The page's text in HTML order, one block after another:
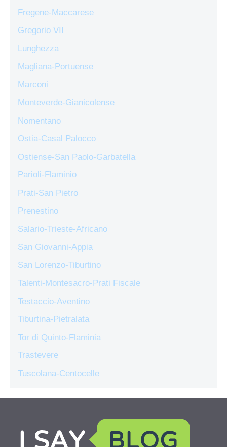
Fregene-Maccarese
Gregorio VII
Lunghezza
Magliana-Portuense
Marconi
Monteverde-Gianicolense
Nomentano
Ostia-Casal Palocco
Ostiense-San Paolo-Garbatella
Parioli-Flaminio
Prati-San Pietro
Prenestino
Salario-Trieste-Africano
San Giovanni-Appia
San Lorenzo-Tiburtino
Talenti-Montesacro-Prati Fiscale
Testaccio-Aventino
Tiburtina-Pietralata
Tor di Quinto-Flaminia
Trastevere
Tuscolana-Centocelle